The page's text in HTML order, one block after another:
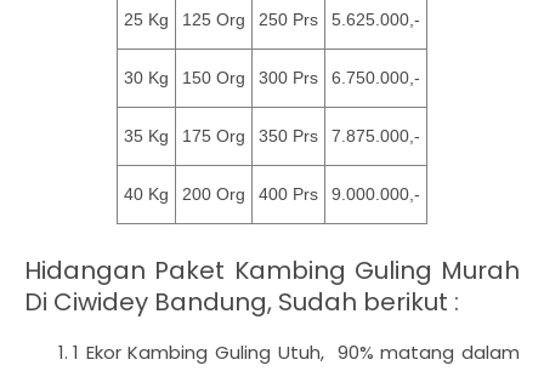
25 Kg 125 Org 250 Prs 5.625.000,-
30 Kg 150 Org 300 Prs 6.750.000,-
35 Kg 175 Org 350 Prs 7.875.000,-
40 Kg 200 Org 400 Prs 9.000.000,-
Hidangan Paket Kambing Guling Murah
Di Ciwidey Bandung, Sudah berikut :
1 Ekor Kambing Guling Utuh, 90% matang dalam